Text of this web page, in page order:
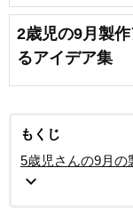
2歳児の9月製
るアイデア集
もくじ
5歳児さんの9月の
expand_more